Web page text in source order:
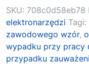
SKU: 708c0d58eb78
elektronarzędzi Tagi:
zawodowego wzór,
wypadku przy pracy
przypadku